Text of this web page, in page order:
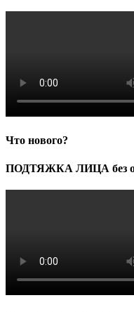
Что нового?
ПОДТЯЖКА ЛИЦА без